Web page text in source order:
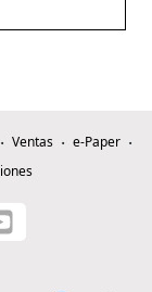
Ventas
e-Paper